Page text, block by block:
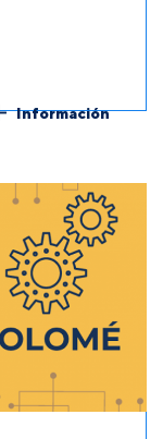
Información